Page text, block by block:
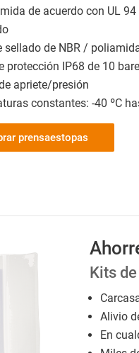
de acuerdo con UL
sellado de NBR /
protección IP68 de 10
apriete/presión
constantes: -40 ºC
prensaestopas
Kits
Alivio
En